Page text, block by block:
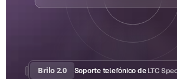
Brilo 2.0 Soporte telefónico de LTC